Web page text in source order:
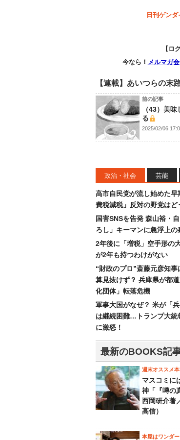
日刊ゲン
【ロ
今なら！ メルマガ
【連載】あいつらの末
前の記事
（43）美
る
2025/02/06
政治・社会 芸能
高市自民党が流し始めた
費税減税」反対の野党はど
国害SNSを告発 森山裕・
ろし」キーマンに急浮上
2年後に「増税」空手形の
が2年も持つわけがない
“財政のプロ”斎藤元彦知
算見抜けず？ 兵庫県が都
化団体」転落危機
軍事大国がなぜ？ 米が「
は継続困難…トランプ大統
に激怒！
最新のBOOKS記
週末オススメ
マスコミに
神「『噂の
西岡研介著
高信）
本屋はワンダー